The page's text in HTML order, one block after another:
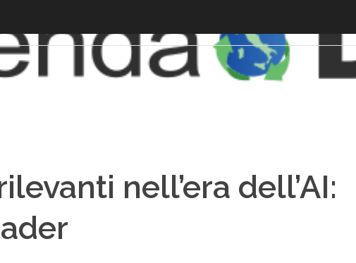
nell’era dell’AI: